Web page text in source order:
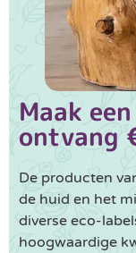
Maak
ontvang
De producten
de huid en het
diverse eco-
hoogwaardige